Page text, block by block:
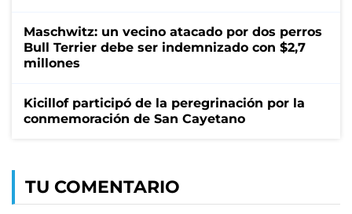
Maschwitz: un vecino atacado por dos perros
Bull Terrier debe ser indemnizado con $2,7
millones
Kicillof participó de la peregrinación por la
conmemoración de San Cayetano
TU COMENTARIO